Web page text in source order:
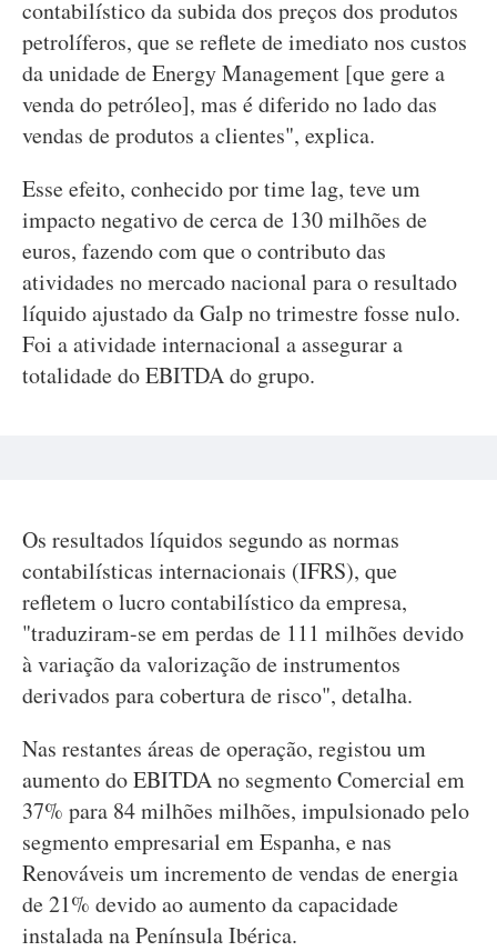
contabilístico da subida dos preços dos produtos
petrolíferos, que se reflete de imediato nos custos
da unidade de Energy Management [que gere a
venda do petróleo], mas é diferido no lado das
vendas de produtos a clientes", explica.
Esse efeito, conhecido por time lag, teve um
impacto negativo de cerca de 130 milhões de
euros, fazendo com que o contributo das
atividades no mercado nacional para o resultado
líquido ajustado da Galp no trimestre fosse nulo.
Foi a atividade internacional a assegurar a
totalidade do EBITDA do grupo.
Os resultados líquidos segundo as normas
contabilísticas internacionais (IFRS), que
refletem o lucro contabilístico da empresa,
"traduziram-se em perdas de 111 milhões devido
à variação da valorização de instrumentos
derivados para cobertura de risco", detalha.
Nas restantes áreas de operação, registou um
aumento do EBITDA no segmento Comercial em
37% para 84 milhões milhões, impulsionado pelo
segmento empresarial em Espanha, e nas
Renováveis um incremento de vendas de energia
de 21% devido ao aumento da capacidade
instalada na Península Ibérica.